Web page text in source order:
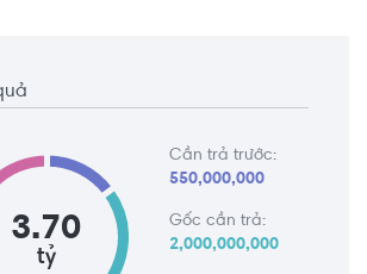
3.70
tỷ
Cần trả trước:
550,000,000
Gốc cần trả:
2,000,000,000